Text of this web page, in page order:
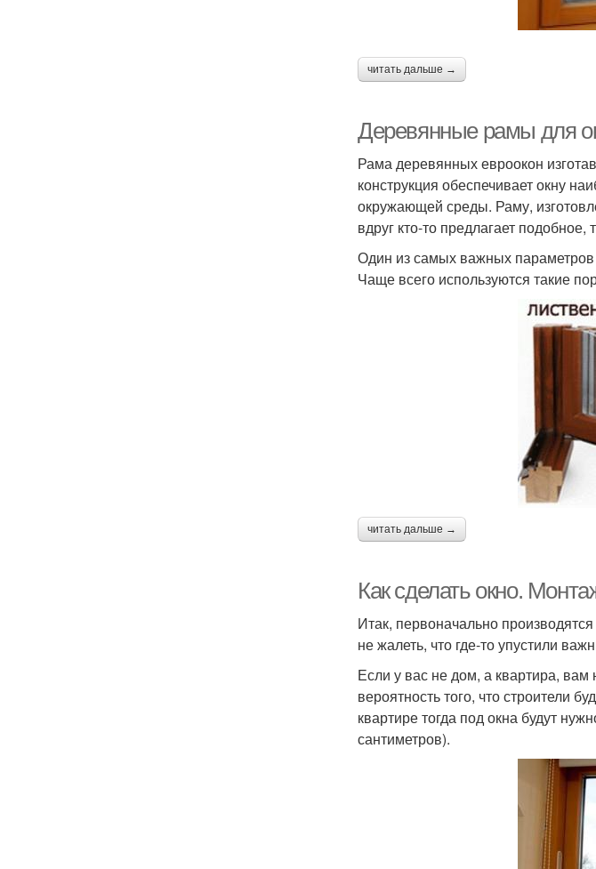
читать дальше →
Деревянные рамы для
Рама деревянных евроокон
конструкция обеспечивает окну
окружающей среды. Раму,
вдруг кто-то предлагает
Один из самых важных параметров
Чаще всего используются такие
читать дальше →
Как сделать окно.
Итак, первоначально
не жалеть, что где-то упустили
Если у вас не дом, а квартира, вам
вероятность того, что строители
квартире тогда под окна будут
сантиметров).